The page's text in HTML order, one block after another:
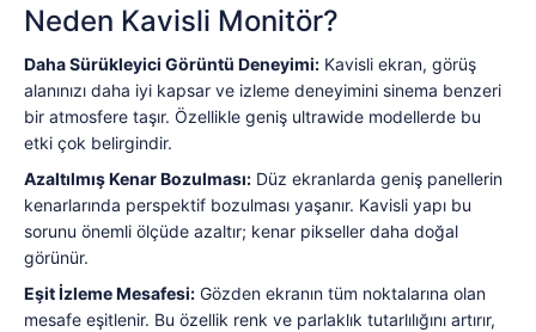
Neden Kavisli Monitör?
Daha Sürükleyici Görüntü Deneyimi: Kavisli ekran, görüş
alanınızı daha iyi kapsar ve izleme deneyimini sinema benzeri
bir atmosfere taşır. Özellikle geniş ultrawide modellerde bu
etki çok belirgindir.
Azaltılmış Kenar Bozulması: Düz ekranlarda geniş panellerin
kenarlarında perspektif bozulması yaşanır. Kavisli yapı bu
sorunu önemli ölçüde azaltır; kenar pikseller daha doğal
görünür.
Eşit İzleme Mesafesi: Gözden ekranın tüm noktalarına olan
mesafe eşitlenir. Bu özellik renk ve parlaklık tutarlılığını artırır,